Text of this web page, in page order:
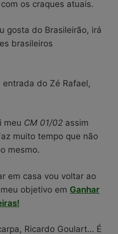
os craques atuais.
gosta do Brasileirão, irá
brasileiros
do Zé Rafael,
meu CM 01/02 assim
muito tempo que não
mesmo.
em casa vou voltar ao
objetivo em Ganhar
Ricardo Goulart… É